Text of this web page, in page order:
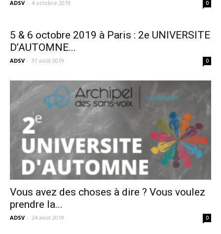
ADSV - 4 octobre 2019 0
5 & 6 octobre 2019 à Paris : 2e UNIVERSITE
D’AUTOMNE...
ADSV - 31 août 2019 0
Vous avez des choses à dire ? Vous voulez
prendre la...
ADSV - 24 août 2019 0